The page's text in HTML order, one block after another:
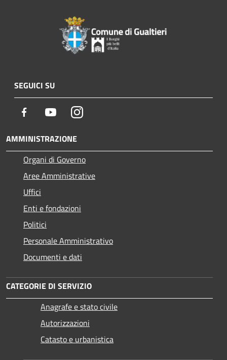
SEGUICI SU
Facebook YoutubeInstagram
AMMINISTRAZIONE
Organi di Governo
Aree Amministrative
Uffici
Enti e fondazioni
Politici
Personale Amministrativo
Documenti e dati
CATEGORIE DI SERVIZIO
Anagrafe e stato civile
Autorizzazioni
Catasto e urbanistica